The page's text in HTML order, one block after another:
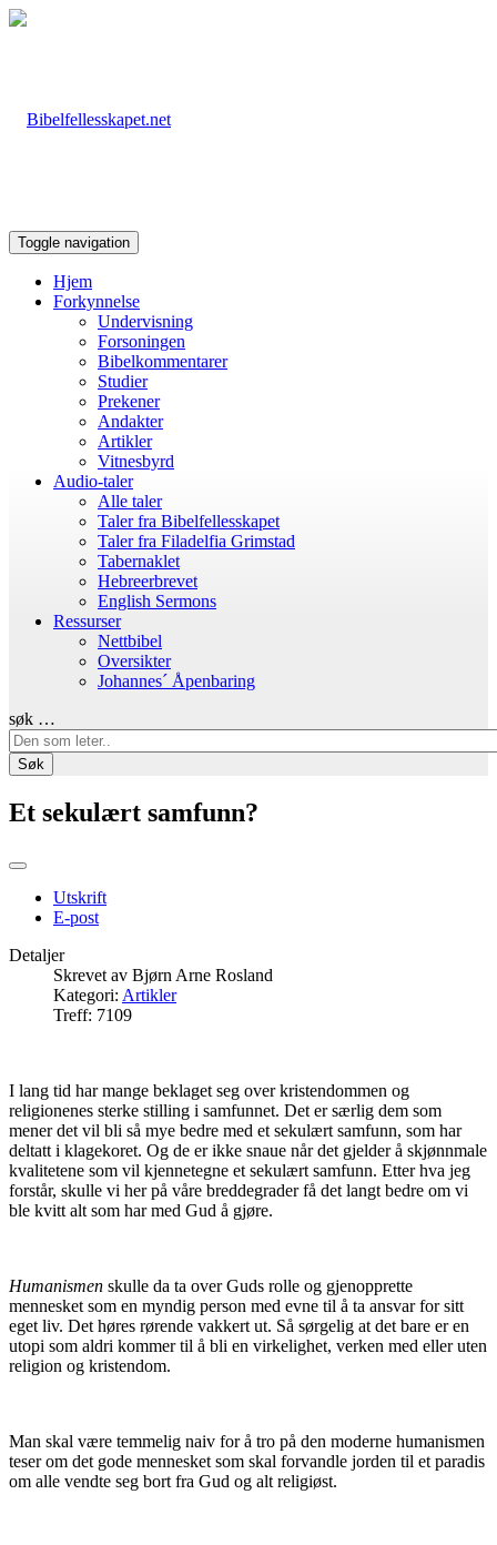
Toggle navigation
Hjem
Forkynnelse
Undervisning
Forsoningen
Bibelkommentarer
Studier
Prekener
Andakter
Artikler
Vitnesbyrd
Audio-taler
Alle taler
Taler fra Bibelfellesskapet
Taler fra Filadelfia Grimstad
Tabernaklet
Hebreerbrevet
English Sermons
Ressurser
Nettbibel
Oversikter
Johannes´ Åpenbaring
søk …
Søk
Et sekulært samfunn?
Utskrift
E-post
Detaljer
Skrevet av Bjørn Arne Rosland
Kategori: Artikler
Treff: 7109
I lang tid har mange beklaget seg over kristendommen og
religionenes sterke stilling i samfunnet. Det er særlig dem som
mener det vil bli så mye bedre med et sekulært samfunn, som har
deltatt i klagekoret. Og de er ikke snaue når det gjelder å skjønnmale
kvalitetene som vil kjennetegne et sekulært samfunn. Etter hva jeg
forstår, skulle vi her på våre breddegrader få det langt bedre om vi
ble kvitt alt som har med Gud å gjøre.
Humanismen skulle da ta over Guds rolle og gjenopprette
mennesket som en myndig person med evne til å ta ansvar for sitt
eget liv. Det høres rørende vakkert ut. Så sørgelig at det bare er en
utopi som aldri kommer til å bli en virkelighet, verken med eller uten
religion og kristendom.
Man skal være temmelig naiv for å tro på den moderne humanismen
teser om det gode mennesket som skal forvandle jorden til et paradis
om alle vendte seg bort fra Gud og alt religiøst.